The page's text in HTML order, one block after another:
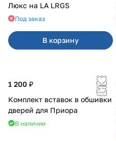
Люкс на LA LRGS
Под заказ
В корзину
1 200 ₽
Комплект вставок в обшивки
дверей для Приора
В наличии